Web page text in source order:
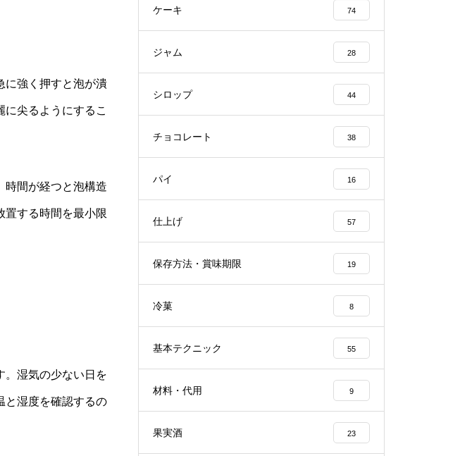
に強く押すと泡が潰
尖るようにするこ
時間が経つと泡構造
置する時間を最小限
。湿気の少ない日を
と湿度を確認するの
ケーキ 74
ジャム 28
シロップ 44
チョコレート 38
パイ 16
仕上げ 57
保存方法・賞味期限 19
冷菓 8
基本テクニック 55
材料・代用 9
果実酒 23